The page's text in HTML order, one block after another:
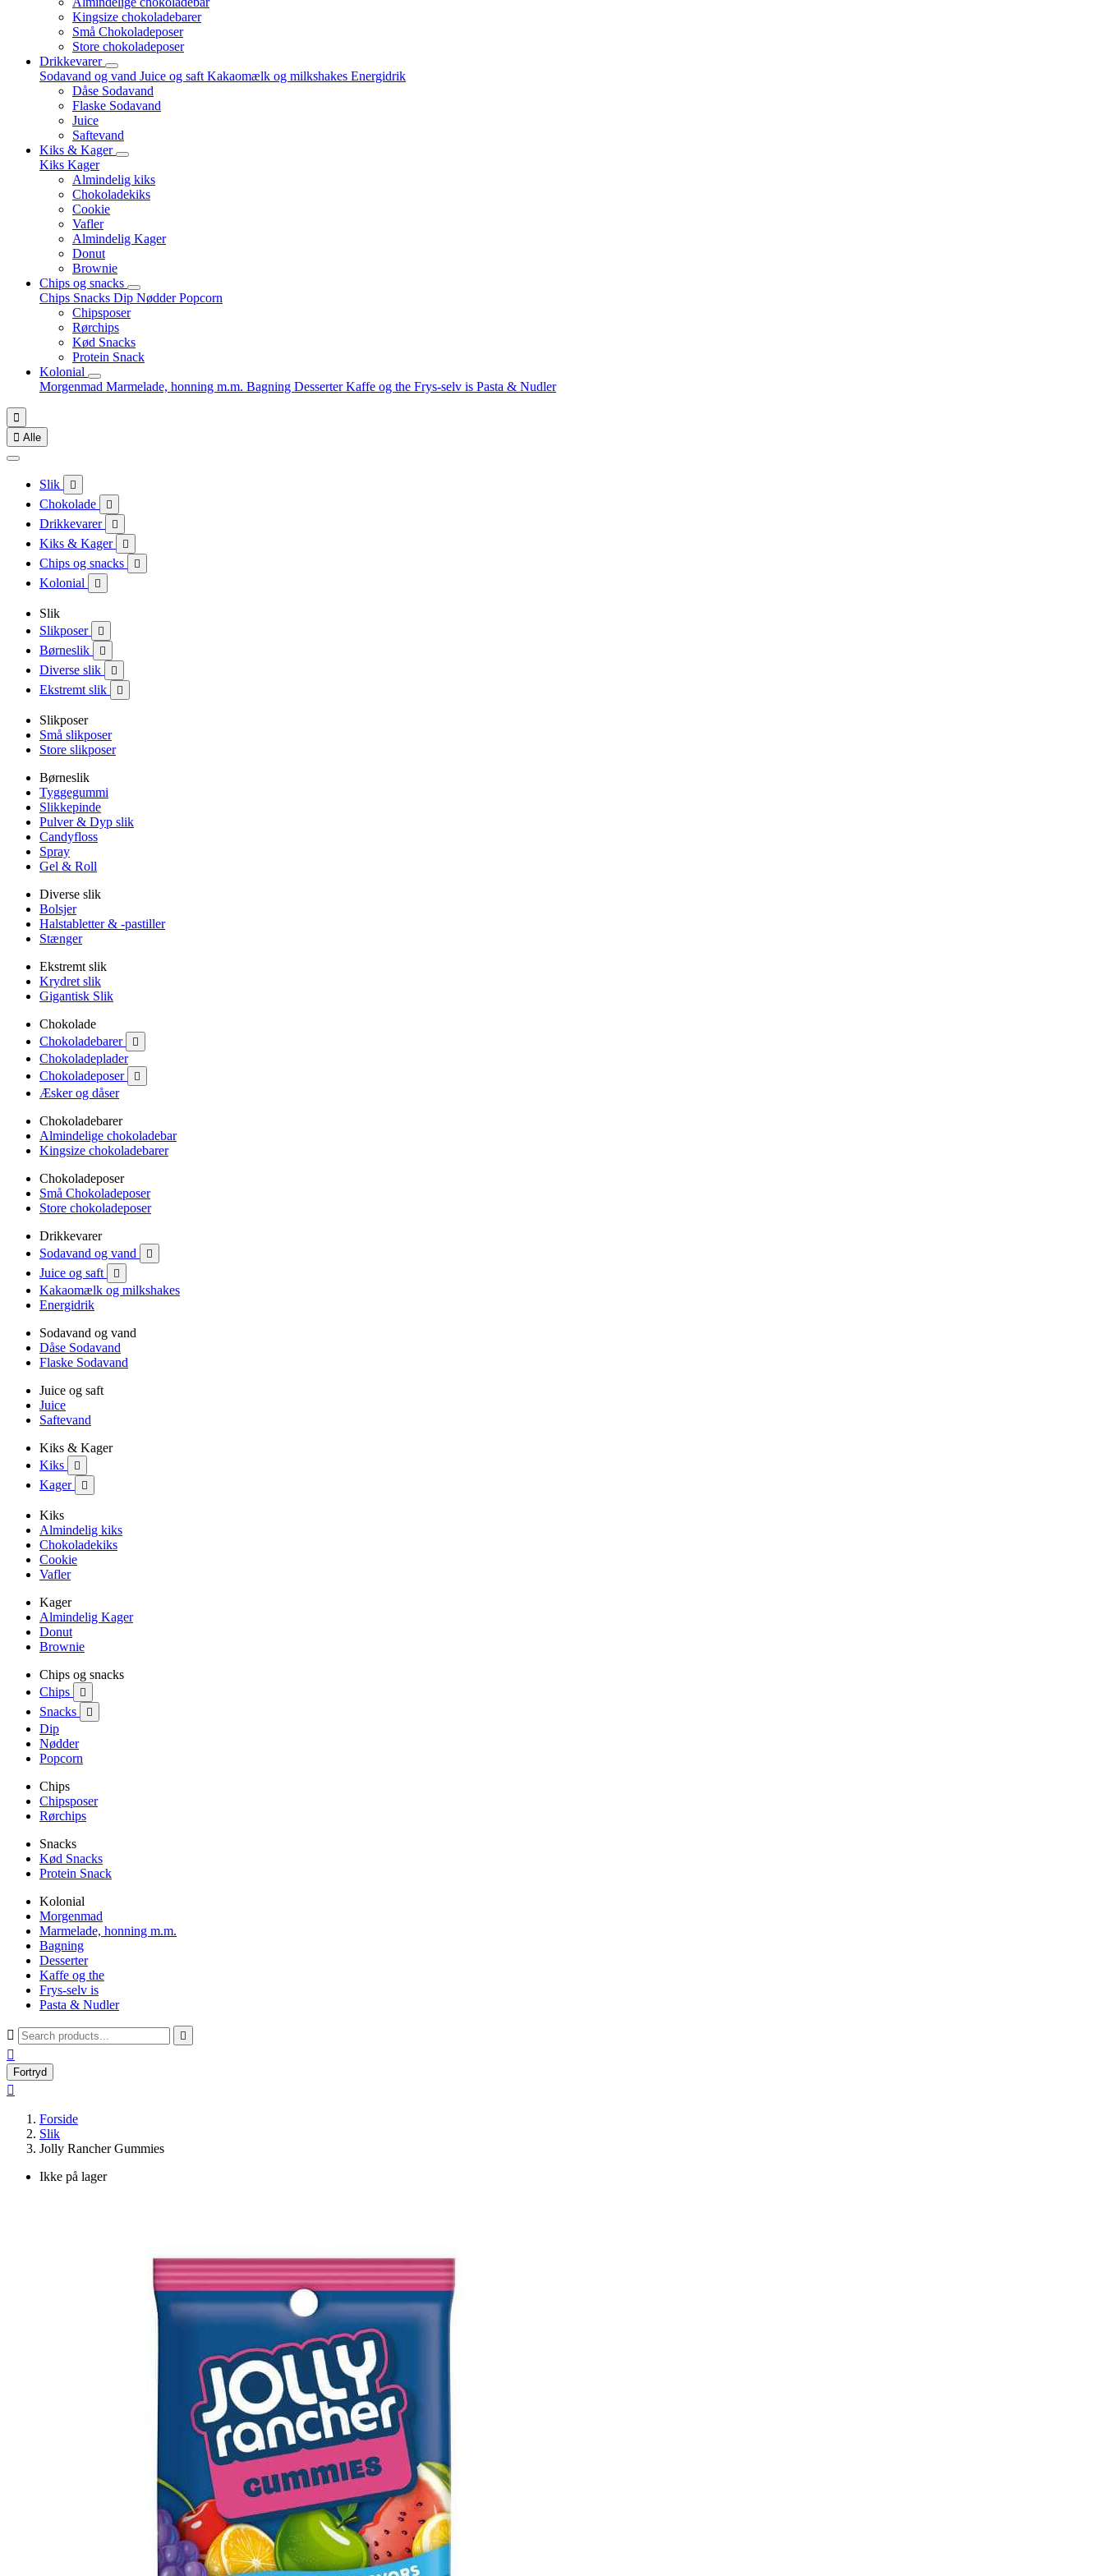
Kingsize chokoladebarer
Små Chokoladeposer
Store chokoladeposer
Drikkevarer
Sodavand og vand Juice og saft Kakaomælk og milkshakes Energidrik
Dåse Sodavand
Flaske Sodavand
Juice
Saftevand
Kiks & Kager
Kiks Kager
Almindelig kiks
Chokoladekiks
Cookie
Vafler
Almindelig Kager
Donut
Brownie
Chips og snacks
Chips Snacks Dip NødderPopcorn
Chipsposer
Rørchips
Kød Snacks
Protein Snack
Kolonial
Morgenmad Marmelade, honning m.m. Bagning DesserterKaffe og the Frys-selv is Pasta & Nudler

 Alle
Slik 
Chokolade 
Drikkevarer 
Kiks & Kager 
Chips og snacks 
Kolonial 
Slik
Slikposer

Børneslik 
Diverse slik 
Ekstremt slik 
Slikposer
Små slikposer
Store slikposer
Børneslik
Tyggegummi
Slikkepinde
Pulver & Dyp slik
Candyfloss
Spray
Gel & Roll
Diverse slik
Bolsjer
Halstabletter & -pastiller
Stænger
Ekstremt slik
Krydret slik
Gigantisk Slik
Chokolade
Chokoladebarer

Chokoladeplader
Chokoladeposer

Æsker og dåser
Chokoladebarer
Almindelige chokoladebar
Kingsize chokoladebarer
Chokoladeposer
Små Chokoladeposer
Store chokoladeposer
Drikkevarer
Sodavand og vand

Juice og saft 
Kakaomælk og milkshakes
Energidrik
Sodavand og vand
Dåse Sodavand
Flaske Sodavand
Juice og saft
Juice
Saftevand
Kiks & Kager
Kiks

Kager 
Kiks
Almindelig kiks
Chokoladekiks
Cookie
Vafler
Kager
Almindelig Kager
Donut
Brownie
Chips og snacks
Chips

Snacks 
Dip
Nødder
Popcorn
Chips
Chipsposer
Rørchips
Snacks
Kød Snacks
Protein Snack
Kolonial
Morgenmad
Marmelade, honning m.m.
Bagning
Desserter
Kaffe og the
Frys-selv is
Pasta & Nudler
 

Fortryd

Forside
Slik
Jolly Rancher Gummies
Ikke på lager